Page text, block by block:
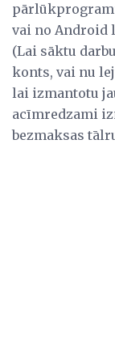
vai no Android
(Lai sāktu
konts, vai nu
lai izmantotu
acīmredzami
bezmaksas